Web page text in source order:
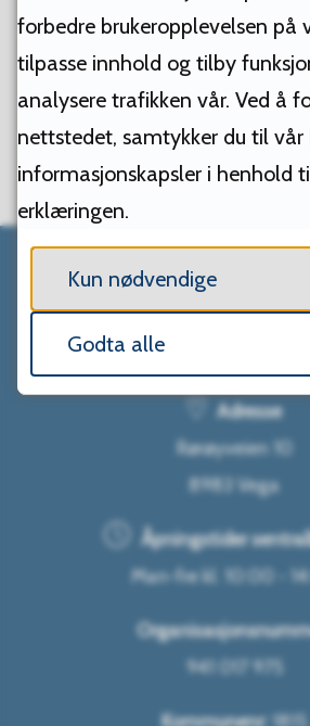
Ja
Vega
Adresse
Rørøyveien 10
8983 Vega
Åpningstider
Man-fre kl. 10:00 -
941 017 975
Kommunenr: 1815
forbedre brukeropplevelsen på
tilpasse innhold og tilby
analysere trafikken vår. Ved å
nettstedet, samtykker du til vår
informasjonskapsler i henhold
erklæringen.
Kun nødvendige
Godta alle